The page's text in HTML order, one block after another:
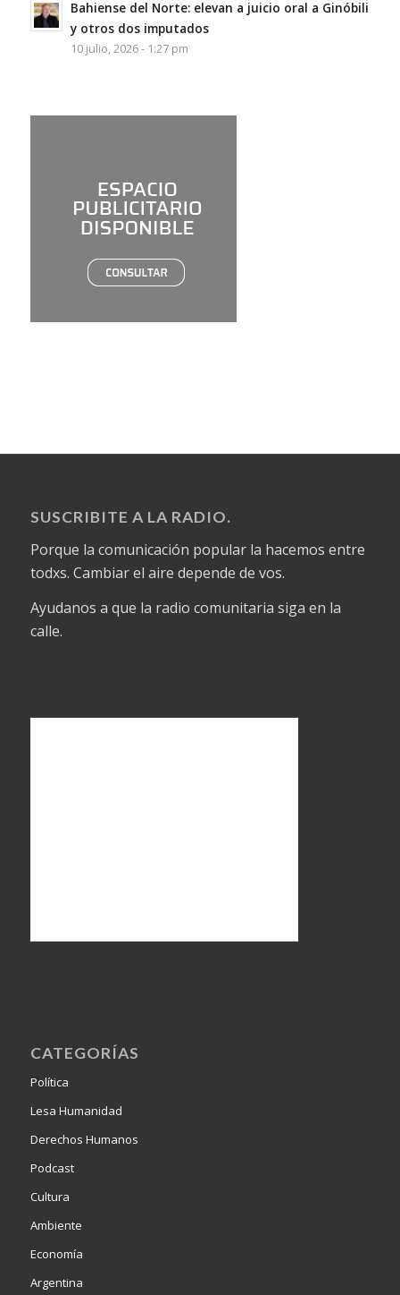
Bahiense del Norte: elevan a juicio oral a Ginóbili
y otros dos imputados
10 julio, 2026 - 1:27 pm
SUSCRIBITE A LA RADIO.
Porque la comunicación popular la hacemos entre
todxs. Cambiar el aire depende de vos.
Ayudanos a que la radio comunitaria siga en la
calle.
CATEGORÍAS
Política
Lesa Humanidad
Derechos Humanos
Podcast
Cultura
Ambiente
Economía
Argentina